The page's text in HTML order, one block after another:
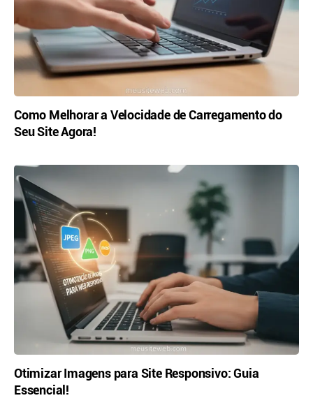
Como Melhorar a Velocidade de Carregamento do
Seu Site Agora!
Otimizar Imagens para Site Responsivo: Guia
Essencial!